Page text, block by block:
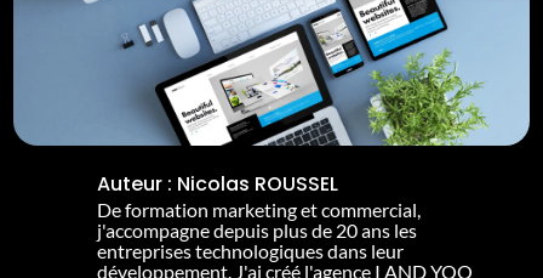
Auteur : Nicolas ROUSSEL
De formation marketing et commercial,
j'accompagne depuis plus de 20 ans les
entreprises technologiques dans leur
développement. J'ai créé l'agence I AND YOO